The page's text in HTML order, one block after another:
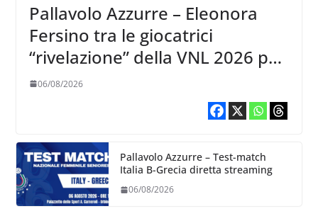
Pallavolo Azzurre – Eleonora
Fersino tra le giocatrici
“rivelazione” della VNL 2026 per
Volleyball World
06/08/2026
Pallavolo Azzurre – Test-match
Italia B-Grecia diretta streaming
06/08/2026